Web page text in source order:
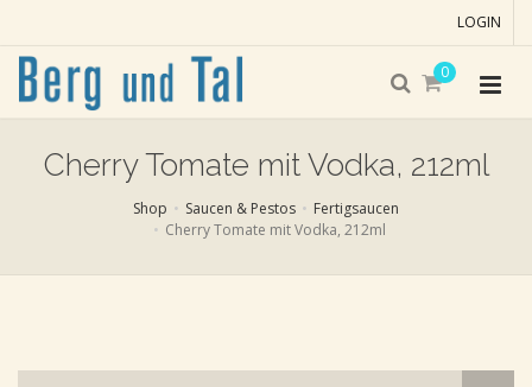
LOGIN
0
Cherry Tomate mit Vodka, 212ml
Shop Saucen & Pestos
Fertigsaucen
Cherry Tomate mit Vodka, 212ml